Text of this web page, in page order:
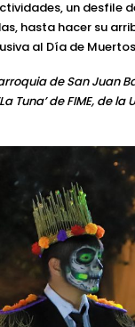
un desfile
hasta hacer su
al Día de
de San Juan
de FIME, de la